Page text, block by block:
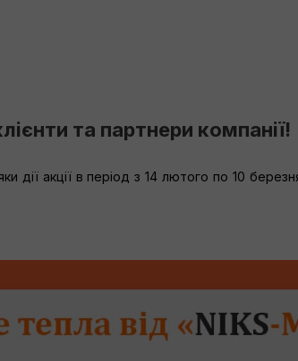
та партнери компанії!
дії акції в період з 14 лютого по 10